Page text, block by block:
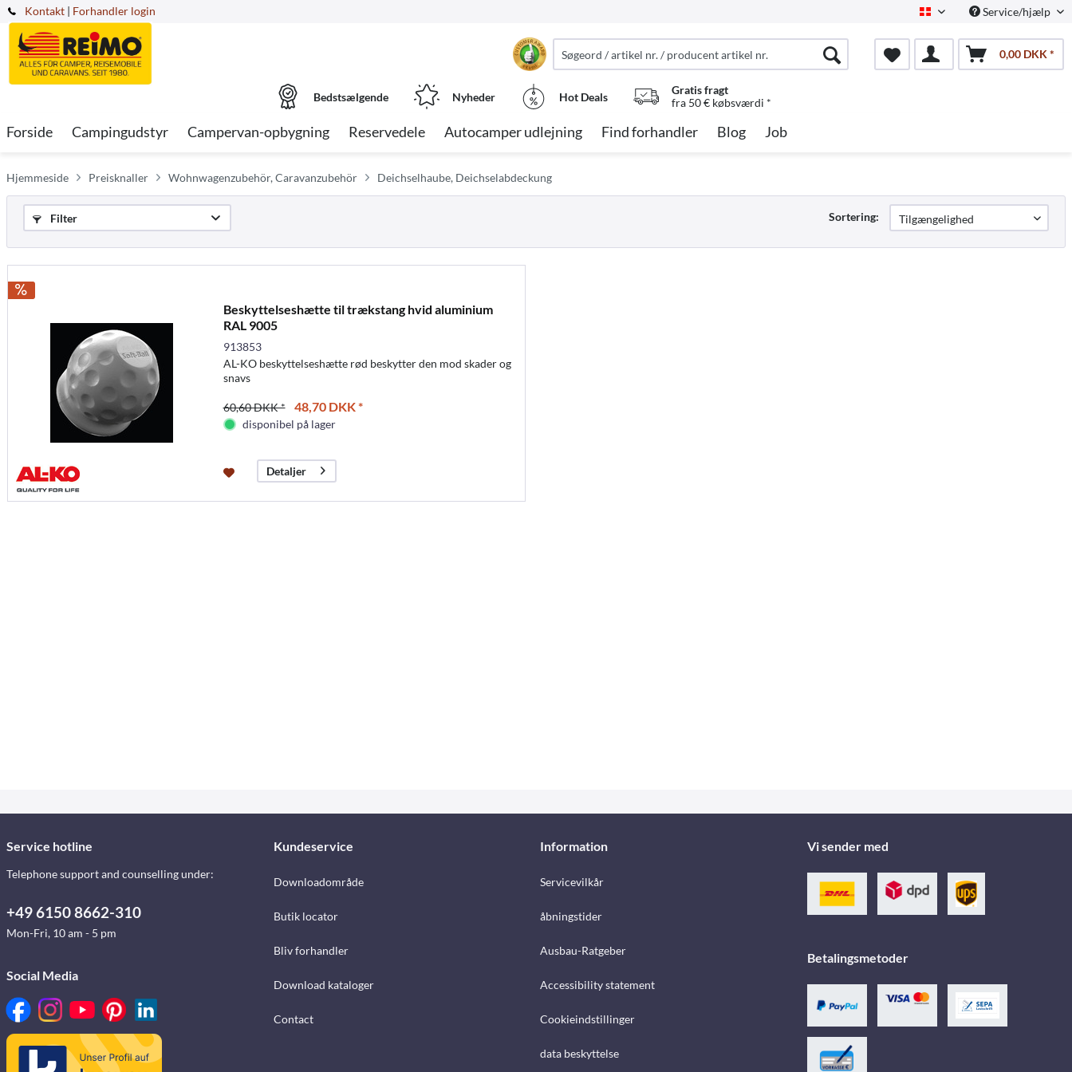
Kontakt Dansk Service/hjælp
| Forhandler login
0,00 DKK *
Bedstsælgende Nyheder Hot Deals
Gratis fragt
fra 50 € købsværdi *
Forside Campingudstyr Campervan-opbygning Reservedele Autocamper udlejning Find forhandler Blog Job
Hjemmeside Preisknaller Wohnwagenzubehör, Caravanzubehör Deichselhaube, Deichselabdeckung
Filter Sortering:
Beskyttelseshætte til trækstang hvid aluminium
RAL 9005
913853
AL-KO beskyttelseshætte rød beskytter den mod skader og
snavs
60,60 DKK * 48,70 DKK *
disponibel på lager
Detaljer
Service hotline
Telephone support and counselling under:
+49 6150 8662-310
Mon-Fri, 10 am - 5 pm
Social Media
Kundeservice
Downloadområde
Butik locator
Bliv forhandler
Download kataloger
Contact
Information
Servicevilkår
åbningstider
Ausbau-Ratgeber
Accessibility statement
Cookieindstillinger
data beskyttelse
Vi sender med
Betalingsmetoder